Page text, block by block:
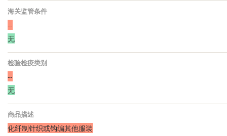
海关监管条件
--
无
检验检疫类别
--
无
商品描述
化纤制针织或钩编其他服装